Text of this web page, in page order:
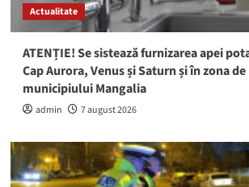
Actualitate
ATENȚIE! Se sistează furnizarea apei
Cap Aurora, Venus și Saturn și în zona
municipiului Mangalia
admin 7 august 2026